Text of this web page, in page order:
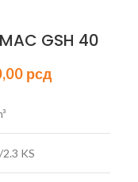
GSH 40
рсд
KS